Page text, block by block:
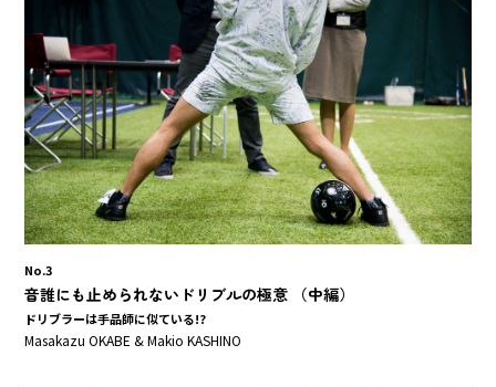
No.3
音誰にも止められないドリブルの極意 （中編）
ドリブラーは手品師に似ている!?
Masakazu OKABE & Makio KASHINO